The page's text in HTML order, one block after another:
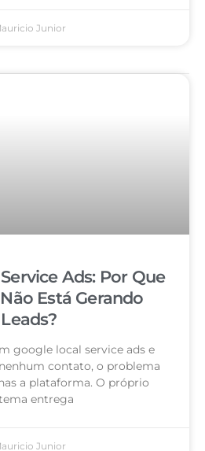
Junior
Ads: Por Que
Está Gerando
Leads?
google local service ads e
contato, o problema
a plataforma. O próprio
entrega
Junior